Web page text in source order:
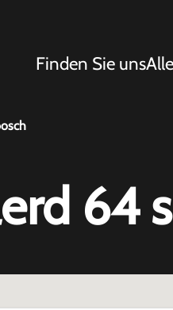
Finden Sie uns
64